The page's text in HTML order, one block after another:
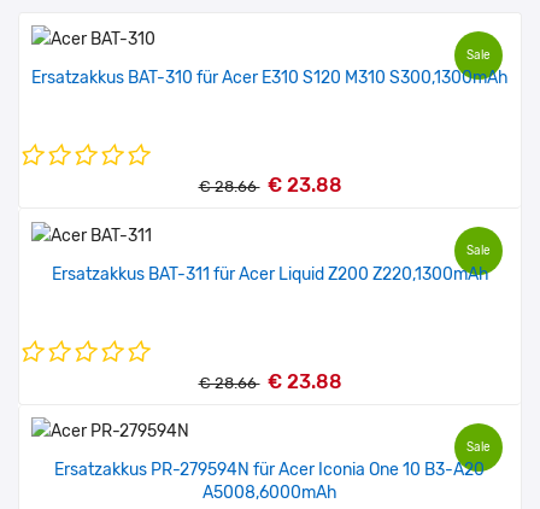
Sale
Ersatzakkus BAT-310 für Acer E310 S120 M310 S300,1300mAh
€ 28.66 € 23.88
Sale
Ersatzakkus BAT-311 für Acer Liquid Z200 Z220,1300mAh
€ 28.66 € 23.88
Sale
Ersatzakkus PR-279594N für Acer Iconia One 10 B3-A20
A5008,6000mAh